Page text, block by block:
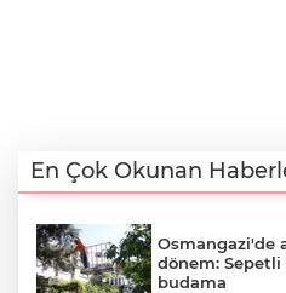
En Çok Okunan
Osmangazi'de
dönem:
budama